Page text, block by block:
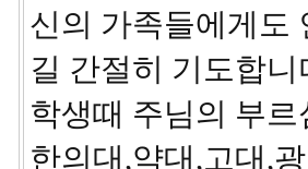
신의 가족들에게도
길 간절히 기도합니
학생때 주님의 부
한의대,약대,고대,